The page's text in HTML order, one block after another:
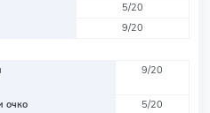
5/20
9/20
9/20
очко
5/20